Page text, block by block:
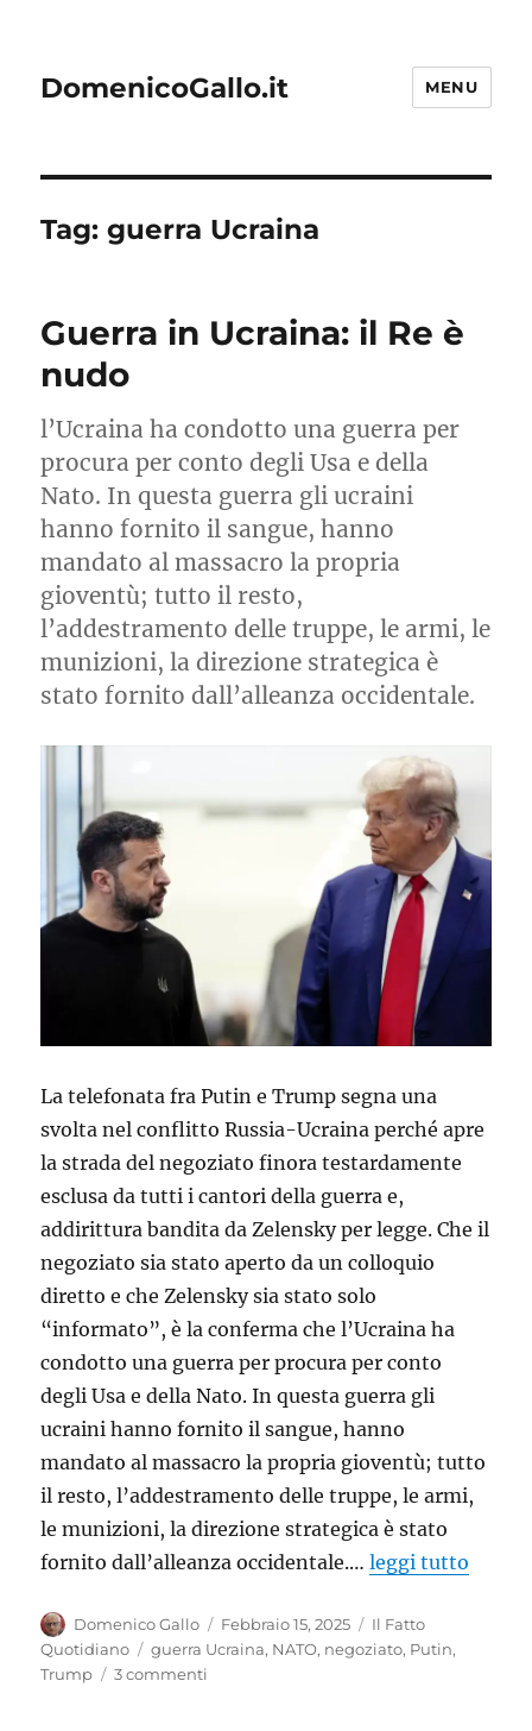
DomenicoGallo.it MENU
Tag:guerra Ucraina
Guerra in Ucraina: il Re è
nudo
l’Ucraina ha condotto una guerra per
procura per conto degli Usa e della
Nato. In questa guerra gli ucraini
hanno fornito il sangue, hanno
mandato al massacro la propria
gioventù; tutto il resto,
l’addestramento delle truppe, le armi, le
munizioni, la direzione strategica è
stato fornito dall’alleanza occidentale.
La telefonata fra Putin e Trump segna una
svolta nel conflitto Russia-Ucraina perché apre
la strada del negoziato finora testardamente
esclusa da tutti i cantori della guerra e,
addirittura bandita da Zelensky per legge. Che il
negoziato sia stato aperto da un colloquio
diretto e che Zelensky sia stato solo
“informato”, è la conferma che l’Ucraina ha
condotto una guerra per procura per conto
degli Usa e della Nato. In questa guerra gli
ucraini hanno fornito il sangue, hanno
mandato al massacro la propria gioventù; tutto
il resto, l’addestramento delle truppe, le armi,
le munizioni, la direzione strategica è stato
fornito dall’alleanza occidentale.…leggi tutto
Autore
Domenico Gallo
Pubblicato
il
Febbraio 15, 2025 Categorie
Il Fatto
Quotidiano
Tag
guerra Ucraina, NATO, negoziato, Putin,
Trump
3 commenti